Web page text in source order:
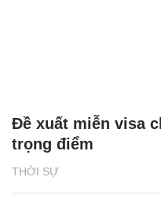
THỜI SỰ
Đề xuất miễn visa
trọng điểm